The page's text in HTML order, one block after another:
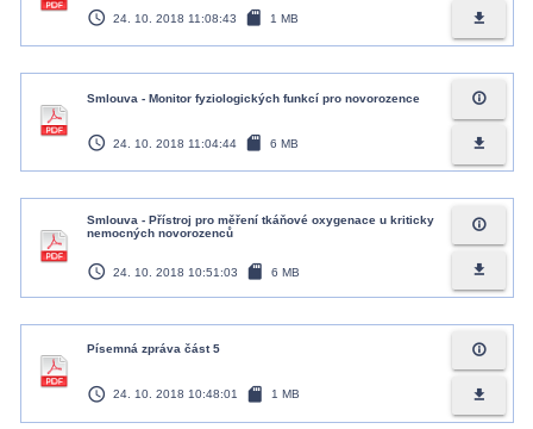
access_time 24. 10. 2018 11:08:43 sd_card 1 MB file_download
Smlouva - Monitor fyziologických funkcí pro novorozence
access_time 24. 10. 2018 11:04:44 sd_card 6 MB
info_outline
file_download
Smlouva - Přístroj pro měření tkáňové oxygenace u kriticky
nemocných novorozenců
access_time 24. 10. 2018 10:51:03 sd_card 6 MB
info_outline
file_download
Písemná zpráva část 5
access_time 24. 10. 2018 10:48:01 sd_card 1 MB
info_outline
file_download